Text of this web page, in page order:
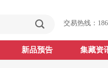
交易热线：
新品预告 集藏资